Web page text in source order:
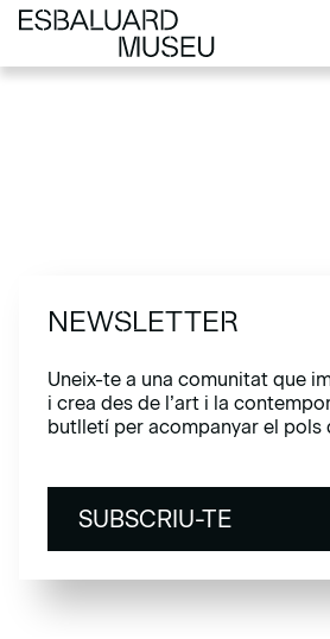
NEWSLETTER
Uneix-te a una comunitat que
i crea des de l’art i la
butlletí per acompanyar el pols
SUBSCRIU-TE
SUBSCRIU-TE